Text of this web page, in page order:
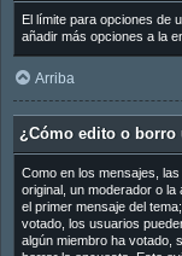
El límite para opciones de
añadir más opciones a la
Arriba
¿Cómo edito o borro
Como en los mensajes,
original, un moderador o
el primer mensaje del
votado, los usuarios
algún miembro ha votado,